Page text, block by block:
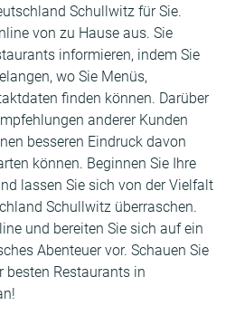
Schullwitz für Sie.
von zu Hause aus. Sie
informieren, indem Sie
wo Sie Menüs,
finden können. Darüber
anderer Kunden
besseren Eindruck davon
können. Beginnen Sie Ihre
lassen Sie sich von der Vielfalt
Schullwitz überraschen.
und bereiten Sie sich auf ein
Abenteuer vor. Schauen Sie
besten Restaurants in